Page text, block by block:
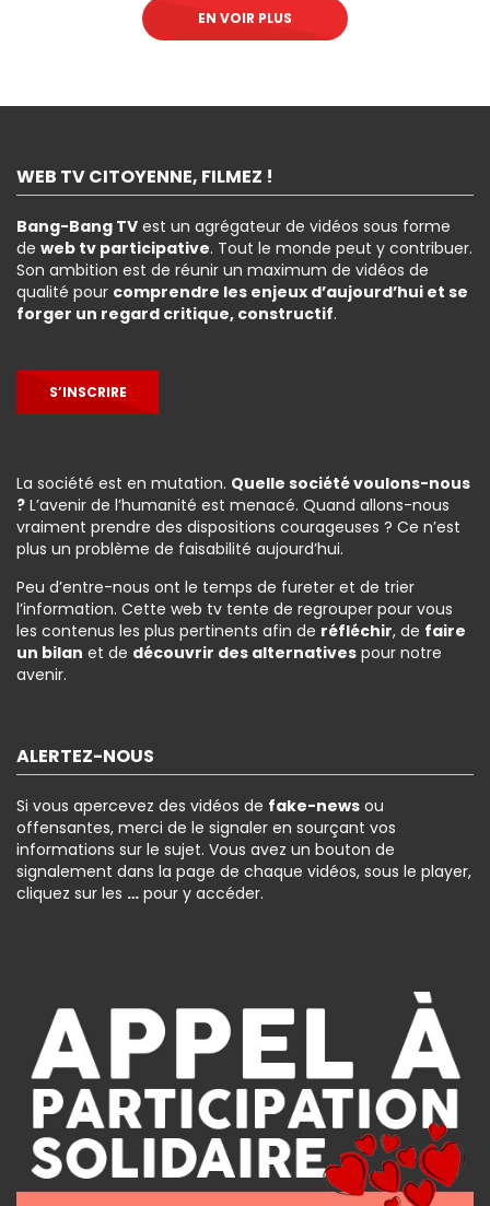
EN VOIR PLUS
WEB TV CITOYENNE, FILMEZ !
Bang-Bang TV est un agrégateur de vidéos sous forme
de web tv participative. Tout le monde peut y contribuer.
Son ambition est de réunir un maximum de vidéos de
qualité pour comprendre les enjeux d’aujourd’hui et se
forger un regard critique, constructif.
S’INSCRIRE
La société est en mutation. Quelle société voulons-nous
? L’avenir de l’humanité est menacé. Quand allons-nous
vraiment prendre des dispositions courageuses ? Ce n’est
plus un problème de faisabilité aujourd’hui.
Peu d’entre-nous ont le temps de fureter et de trier
l’information. Cette web tv tente de regrouper pour vous
les contenus les plus pertinents afin de réfléchir, de faire
un bilan et de découvrir des alternatives pour notre
avenir.
ALERTEZ-NOUS
Si vous apercevez des vidéos de fake-news ou
offensantes, merci de le signaler en sourçant vos
informations sur le sujet. Vous avez un bouton de
signalement dans la page de chaque vidéos, sous le player,
cliquez sur les … pour y accéder.